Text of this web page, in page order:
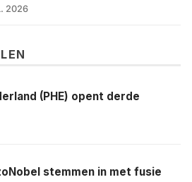
2026
(PHE) opent derde
stemmen in met fusie